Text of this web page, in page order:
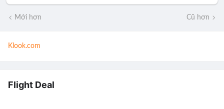
Mới hơn Cũ hơn
Klook.com
Flight Deal